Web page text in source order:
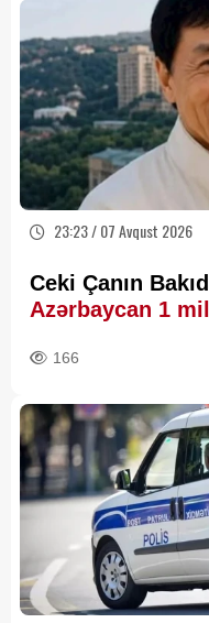
23:23 / 07 Avqust 2026
Ceki Çanın
Azərbaycan 1
166